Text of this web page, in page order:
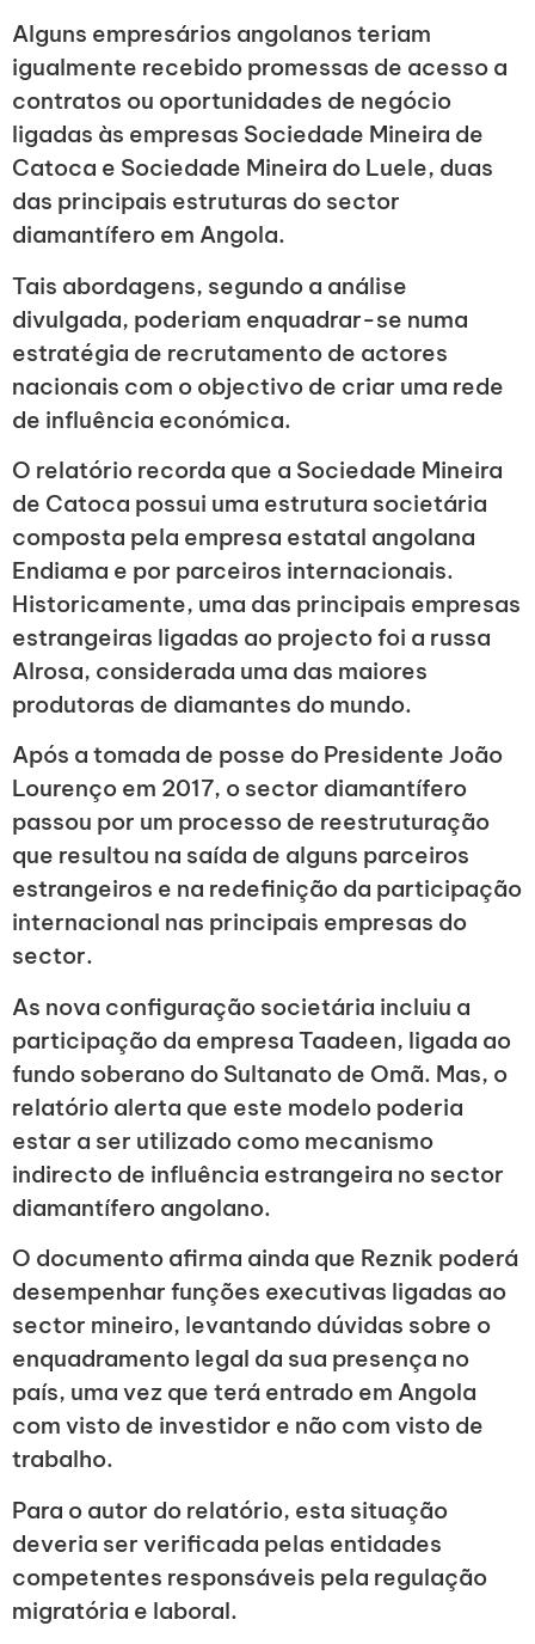
Alguns empresários angolanos teriam
igualmente recebido promessas de acesso a
contratos ou oportunidades de negócio
ligadas às empresas Sociedade Mineira de
Catoca e Sociedade Mineira do Luele, duas
das principais estruturas do sector
diamantífero em Angola.
Tais abordagens, segundo a análise
divulgada, poderiam enquadrar-se numa
estratégia de recrutamento de actores
nacionais com o objectivo de criar uma rede
de influência económica.
O relatório recorda que a Sociedade Mineira
de Catoca possui uma estrutura societária
composta pela empresa estatal angolana
Endiama e por parceiros internacionais.
Historicamente, uma das principais empresas
estrangeiras ligadas ao projecto foi a russa
Alrosa, considerada uma das maiores
produtoras de diamantes do mundo.
Após a tomada de posse do Presidente João
Lourenço em 2017, o sector diamantífero
passou por um processo de reestruturação
que resultou na saída de alguns parceiros
estrangeiros e na redefinição da participação
internacional nas principais empresas do
sector.
As nova configuração societária incluiu a
participação da empresa Taadeen, ligada ao
fundo soberano do Sultanato de Omã. Mas, o
relatório alerta que este modelo poderia
estar a ser utilizado como mecanismo
indirecto de influência estrangeira no sector
diamantífero angolano.
O documento afirma ainda que Reznik poderá
desempenhar funções executivas ligadas ao
sector mineiro, levantando dúvidas sobre o
enquadramento legal da sua presença no
país, uma vez que terá entrado em Angola
com visto de investidor e não com visto de
trabalho.
Para o autor do relatório, esta situação
deveria ser verificada pelas entidades
competentes responsáveis pela regulação
migratória e laboral.